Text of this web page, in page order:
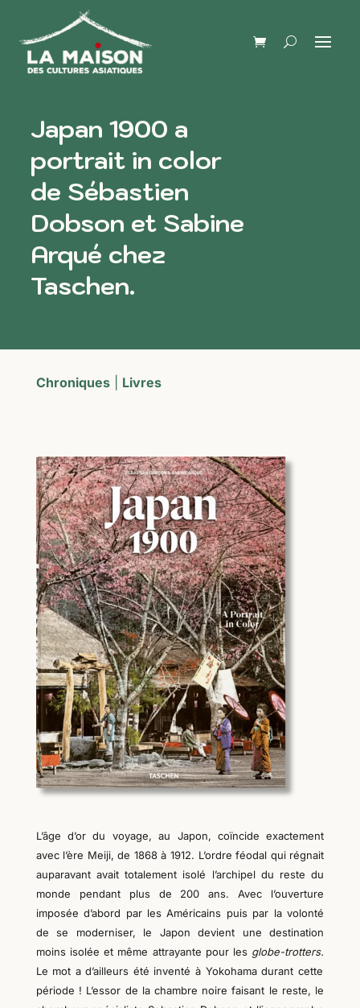
Japan 1900 a
portrait in color
de Sébastien
Dobson et Sabine
Arqué chez
Taschen.
Chroniques| Livres
L’âge d’or du voyage, au Japon, coïncide exactement
avec l’ère Meiji, de 1868 à 1912. L’ordre féodal qui régnait
auparavant avait totalement isolé l’archipel du reste du
monde pendant plus de 200 ans. Avec l’ouverture
imposée d’abord par les Américains puis par la volonté
de se moderniser, le Japon devient une destination
moins isolée et même attrayante pour les globe-trotters.
Le mot a d’ailleurs été inventé à Yokohama durant cette
période ! L’essor de la chambre noire faisant le reste, le